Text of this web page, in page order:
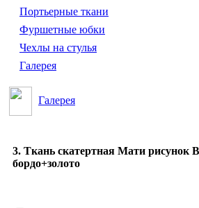
Портьерные ткани
Фуршетные юбки
Чехлы на стулья
Галерея
Галерея
3. Ткань скатертная Мати рисунок
бордо+золото